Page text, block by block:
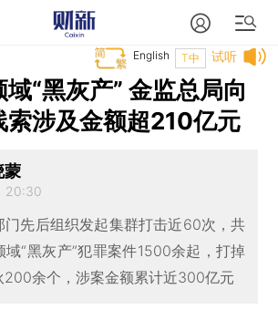
试听
T中
English
“黑灰产” 金监总局向
索涉及金额超210亿元
蒙
20:30
门先后组织发起集群打击近60次，共
域“黑灰产”犯罪案件1500余起，打掉
200余个，涉案金额累计近300亿元